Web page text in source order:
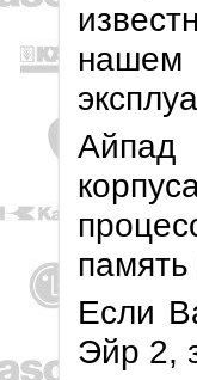
Айпад
Если
Эйр 2,